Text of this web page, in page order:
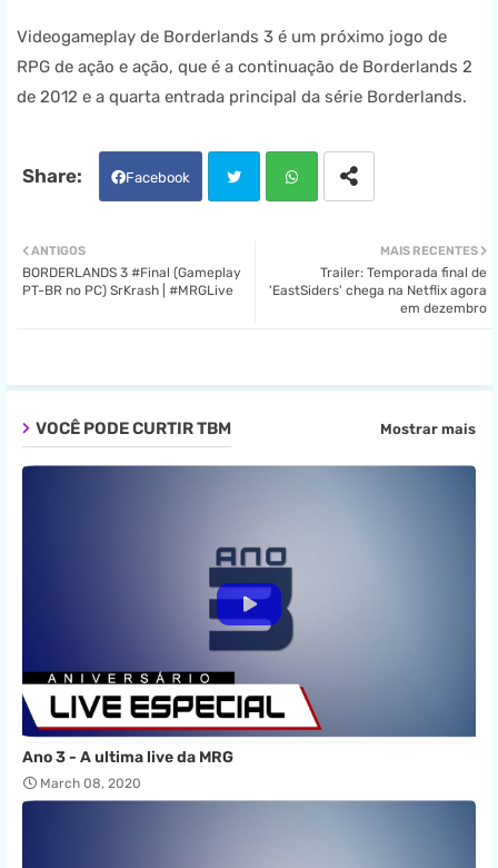
Videogameplay de Borderlands 3 é um próximo jogo de
RPG de ação e ação, que é a continuação de Borderlands 2
de 2012 e a quarta entrada principal da série Borderlands.
Facebook
ter
MAIS RECENTES
Trailer: Temporada final de
'EastSiders' chega na Netflix agora
em dezembro
ANTIGOS
BORDERLANDS 3 #Final (Gameplay
PT-BR no PC) SrKrash | #MRGLive
VOCÊ PODE CURTIR TBM Mostrar mais
Ano 3 - A ultima live da MRG
March 08, 2020